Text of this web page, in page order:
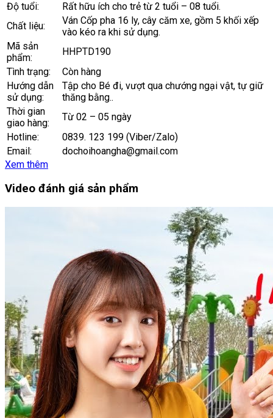
Độ tuổi:
Rất hữu ích cho trẻ từ 2 tuổi – 08 tuổi.
Chất liệu:
Ván Cốp pha 16 ly, cây căm xe, gồm 5 khối xếp
vào kéo ra khi sử dụng.
Mã sản
phẩm:
HHPTD190
Tình trạng:
Còn hàng
Hướng dẫn
sử dụng:
Tập cho Bé đi, vượt qua chướng ngại vật, tự giữ
thăng bằng..
Thời gian
giao hàng:
Từ 02 – 05 ngày
Hotline:
0839. 123 199 (Viber/Zalo)
Email:
dochoihoangha@gmail.com
Xem thêm
Video đánh giá sản phẩm